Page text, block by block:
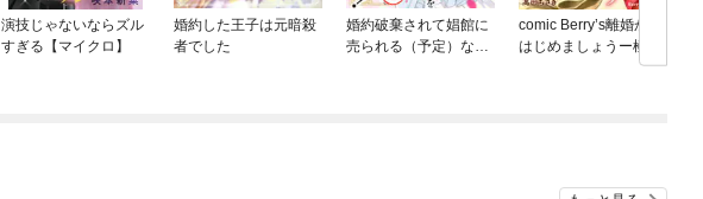
演技じゃないならズル
すぎる【マイクロ】
婚約した王子は元暗殺
者でした
婚約破棄されて娼館に
売られる（予定）なの
comic Berry’s離婚から
はじめましょうー極上
社長はお見合い妻を逃